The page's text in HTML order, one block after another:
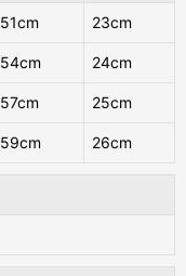
51cm 23cm
54cm 24cm
57cm 25cm
59cm 26cm